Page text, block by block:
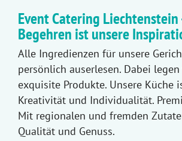
Event Catering Liechtenstein
Begehren ist unsere
Alle Ingredienzen für unsere
persönlich auserlesen. Dabei
exquisite Produkte. Unsere Küche
Kreativität und Individualität.
Mit regionalen und fremden
Qualität und Genuss.